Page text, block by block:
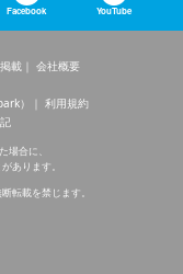
Facebook YouTube
載
会社概要
）
利用規約
合に、
あります。
転載を禁じます。